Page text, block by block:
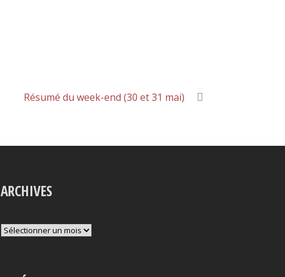
Résumé du week-end (30 et 31 mai)
ARCHIVES
Archives